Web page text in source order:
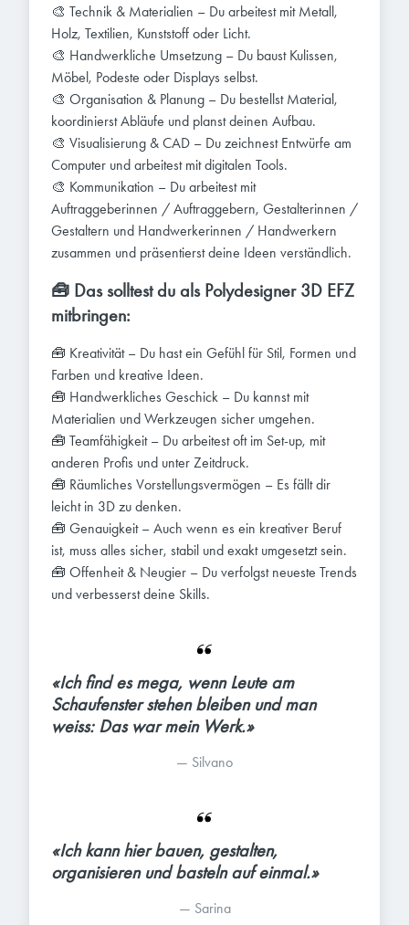
🎨 Technik & Materialien – Du arbeitest mit Metall,
Holz, Textilien, Kunststoff oder Licht.
🎨 Handwerkliche Umsetzung – Du baust Kulissen,
Möbel, Podeste oder Displays selbst.
🎨 Organisation & Planung – Du bestellst Material,
koordinierst Abläufe und planst deinen Aufbau.
🎨 Visualisierung & CAD – Du zeichnest Entwürfe am
Computer und arbeitest mit digitalen Tools.
🎨 Kommunikation – Du arbeitest mit
Auftraggeberinnen / Auftraggebern, Gestalterinnen /
Gestaltern und Handwerkerinnen / Handwerkern
zusammen und präsentierst deine Ideen verständlich.
🧰 Das solltest du als Polydesigner 3D EFZ
mitbringen:
🧰 Kreativität – Du hast ein Gefühl für Stil, Formen und
Farben und kreative Ideen.
🧰 Handwerkliches Geschick – Du kannst mit
Materialien und Werkzeugen sicher umgehen.
🧰 Teamfähigkeit – Du arbeitest oft im Set-up, mit
anderen Profis und unter Zeitdruck.
🧰 Räumliches Vorstellungsvermögen – Es fällt dir
leicht in 3D zu denken.
🧰 Genauigkeit – Auch wenn es ein kreativer Beruf
ist, muss alles sicher, stabil und exakt umgesetzt sein.
🧰 Offenheit & Neugier – Du verfolgst neueste Trends
und verbesserst deine Skills.
«Ich find es mega, wenn Leute am
Schaufenster stehen bleiben und man
weiss: Das war mein Werk.»
— Silvano
«Ich kann hier bauen, gestalten,
organisieren und basteln auf einmal.»
— Sarina